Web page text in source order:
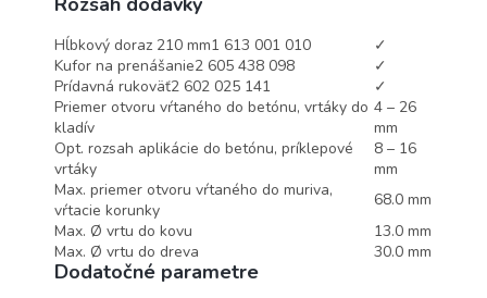
Hĺbkový doraz 210 mm1 613 001 010
✓
Kufor na prenášanie2 605 438 098
✓
Prídavná rukoväť2 602 025 141
✓
Priemer otvoru vŕtaného do betónu, vrtáky do
kladív
4 – 26
mm
Opt. rozsah aplikácie do betónu, príklepové
vrtáky
8 – 16
mm
Max. priemer otvoru vŕtaného do muriva,
vŕtacie korunky
68.0 mm
Max. Ø vrtu do kovu
13.0 mm
Max. Ø vrtu do dreva
30.0 mm
Dodatočné parametre